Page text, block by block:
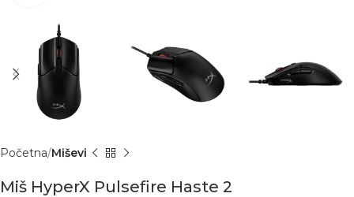
Početna Miševi
Miš HyperX Pulsefire Haste 2